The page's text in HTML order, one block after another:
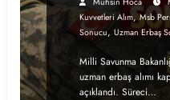
Kuvvetleri Alım,Msb
Sonucu, Uzman Erbaş
Milli Savunma
uzman erbaş alımı
açıklandı. Süreci…